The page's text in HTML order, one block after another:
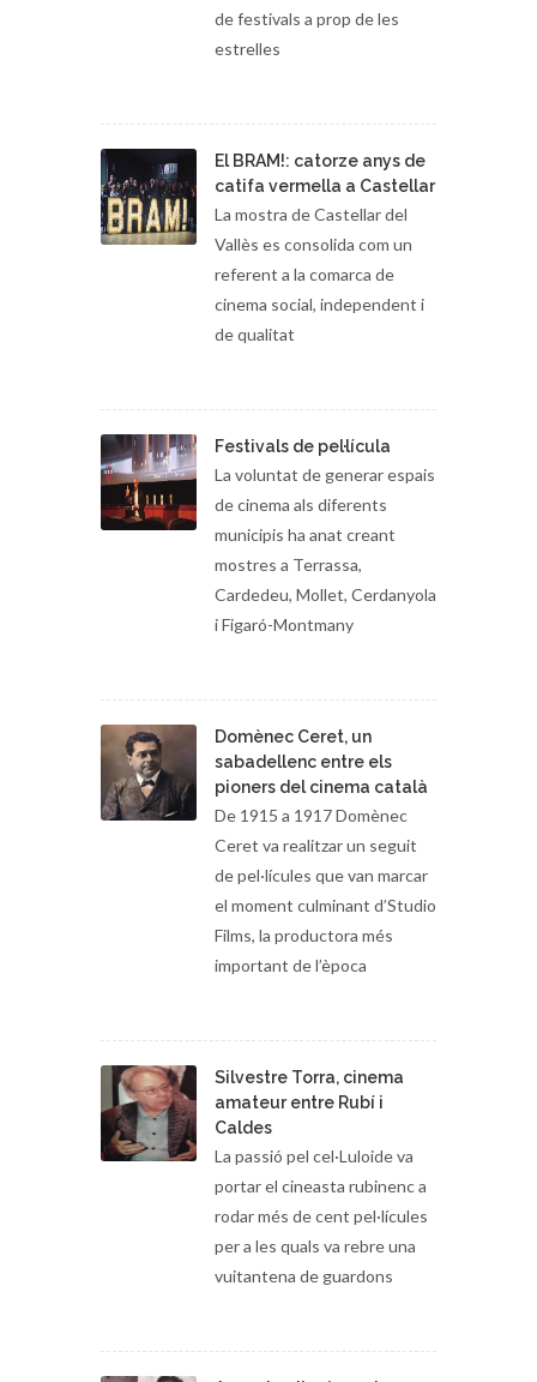
de festivals a prop de les
estrelles
El BRAM!: catorze anys de
catifa vermella a Castellar
La mostra de Castellar del
Vallès es consolida com un
referent a la comarca de
cinema social, independent i
de qualitat
Festivals de pel·lícula
La voluntat de generar espais
de cinema als diferents
municipis ha anat creant
mostres a Terrassa,
Cardedeu, Mollet, Cerdanyola
i Figaró-Montmany
Domènec Ceret, un
sabadellenc entre els
pioners del cinema català
De 1915 a 1917 Domènec
Ceret va realitzar un seguit
de pel·lícules que van marcar
el moment culminant d’Studio
Films, la productora més
important de l’època
Silvestre Torra, cinema
amateur entre Rubí i
Caldes
La passió pel cel·Luloide va
portar el cineasta rubinenc a
rodar més de cent pel·lícules
per a les quals va rebre una
vuitantena de guardons